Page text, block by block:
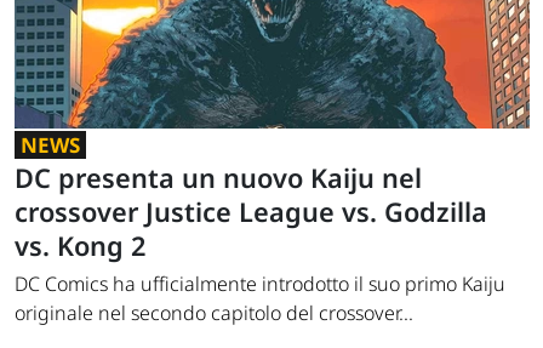
NEWS
DC presenta un nuovo Kaiju nel
crossover Justice League vs. Godzilla
vs. Kong 2
DC Comics ha ufficialmente introdotto il suo primo Kaiju
originale nel secondo capitolo del crossover...